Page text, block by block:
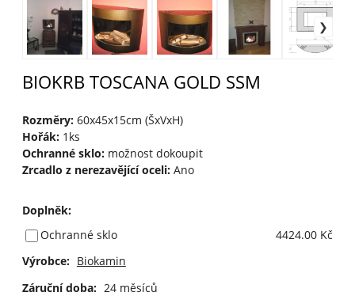
BIOKRB TOSCANA GOLD SSM
Rozměry:60x45x15cm (ŠxVxH)
Hořák:1ks
Ochranné sklo:možnost dokoupit
Zrcadlo z nerezavějící oceli:Ano
Doplněk:
Ochranné sklo
4424.00 Kč
Výrobce: Biokamin
Záruční doba: 24 měsíců